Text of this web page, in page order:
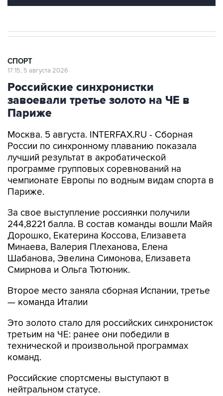
СПОРТ
17:15, 5 августа 2026
Российские синхронистки
завоевали третье золото на ЧЕ в
Париже
Москва. 5 августа. INTERFAX.RU - Сборная
России по синхронному плаванию показала
лучший результат в акробатической
программе групповых соревнований на
чемпионате Европы по водным видам спорта в
Париже.
За свое выступление россиянки получили
244,8221 балла. В состав команды вошли Майя
Дорошко, Екатерина Коссова, Елизавета
Минаева, Валерия Плеханова, Елена
Шабанова, Эвелина Симонова, Елизавета
Смирнова и Ольга Тютюник.
Второе место заняла сборная Испании, третье
— команда Италии
Это золото стало для российских синхронисток
третьим на ЧЕ: ранее они победили в
технической и произвольной программах
команд.
Российские спортсмены выступают в
нейтральном статусе.